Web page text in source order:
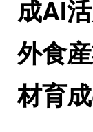
成AI
外食
材育